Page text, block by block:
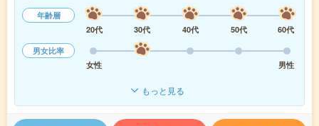
年齢層
20代
30代 40代 50代
60代
男女比率
女性
男性
もっと見る